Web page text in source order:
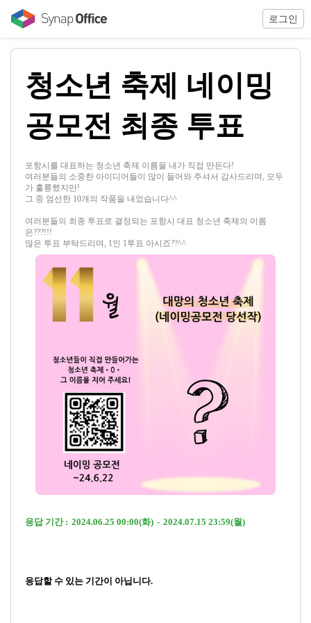
로그인
청소년 축제 네이밍
공모전 최종 투표
포항시를 대표하는 청소년 축제 이름을 내가 직접 만든다!
여러분들의 소중한 아이디어들이 많이 들어와 주셔서 감사드리며, 모두
가 훌륭했지만!
그 중 엄선한 10개의 작품을 내었습니다^^
여러분들의 최종 투표로 결정되는 포항시 대표 청소년 축제의 이름
은???!!!
많은 투표 부탁드리며, 1인 1투표 아시죠??^^
응답 기간 : 2024.06.25 00:00(화) - 2024.07.15 23:59(월)
응답할 수 있는 기간이 아닙니다.